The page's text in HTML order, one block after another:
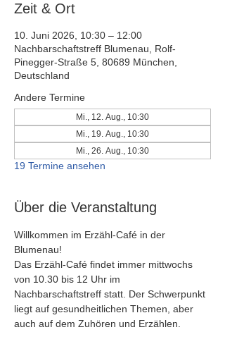
Zeit & Ort
10. Juni 2026, 10:30 – 12:00
Nachbarschaftstreff Blumenau, Rolf-
Pinegger-Straße 5, 80689 München,
Deutschland
Andere Termine
Mi., 12. Aug., 10:30
Mi., 19. Aug., 10:30
Mi., 26. Aug., 10:30
19 Termine ansehen
Über die Veranstaltung
Willkommen im Erzähl-Café in der
Blumenau!
Das Erzähl-Café findet immer mittwochs
von 10.30 bis 12 Uhr im
Nachbarschaftstreff statt. Der Schwerpunkt
liegt auf gesundheitlichen Themen, aber
auch auf dem Zuhören und Erzählen.